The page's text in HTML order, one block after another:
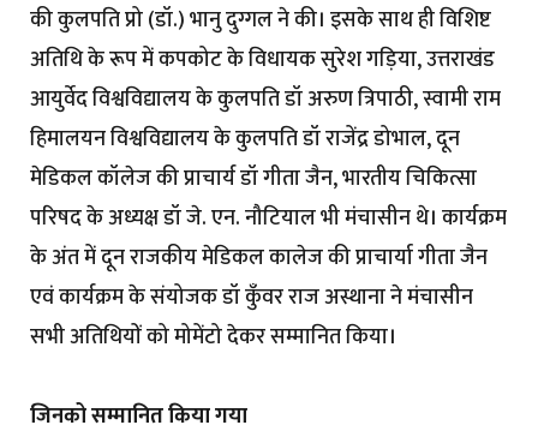
की कुलपति प्रो (डॉ.) भानु दुग्गल ने की। इसके साथ ही विशिष्ट
अतिथि के रूप में कपकोट के विधायक सुरेश गड़िया, उत्तराखंड
आयुर्वेद विश्वविद्यालय के कुलपति डॉ अरुण त्रिपाठी, स्वामी राम
हिमालयन विश्वविद्यालय के कुलपति डॉ राजेंद्र डोभाल, दून
मेडिकल कॉलेज की प्राचार्य डॉ गीता जैन, भारतीय चिकित्सा
परिषद के अध्यक्ष डॉ जे. एन. नौटियाल भी मंचासीन थे। कार्यक्रम
के अंत में दून राजकीय मेडिकल कालेज की प्राचार्या गीता जैन
एवं कार्यक्रम के संयोजक डॉ कुँवर राज अस्थाना ने मंचासीन
सभी अतिथियों को मोमेंटो देकर सम्मानित किया।
जिनको सम्मानित किया गया